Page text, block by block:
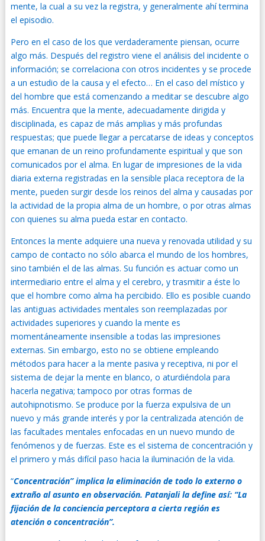
mente, la cual a su vez la registra, y generalmente ahí termina
el episodio.
Pero en el caso de los que verdaderamente piensan, ocurre
algo más. Después del registro viene el análisis del incidente o
información; se correlaciona con otros incidentes y se procede
a un estudio de la causa y el efecto… En el caso del místico y
del hombre que está comenzando a meditar se descubre algo
más. Encuentra que la mente, adecuadamente dirigida y
disciplinada, es capaz de más amplias y más profundas
respuestas; que puede llegar a percatarse de ideas y conceptos
que emanan de un reino profundamente espiritual y que son
comunicados por el alma. En lugar de impresiones de la vida
diaria externa registradas en la sensible placa receptora de la
mente, pueden surgir desde los reinos del alma y causadas por
la actividad de la propia alma de un hombre, o por otras almas
con quienes su alma pueda estar en contacto.
Entonces la mente adquiere una nueva y renovada utilidad y su
campo de contacto no sólo abarca el mundo de los hombres,
sino también el de las almas. Su función es actuar como un
intermediario entre el alma y el cerebro, y trasmitir a éste lo
que el hombre como alma ha percibido. Ello es posible cuando
las antiguas actividades mentales son reemplazadas por
actividades superiores y cuando la mente es
momentáneamente insensible a todas las impresiones
externas. Sin embargo, esto no se obtiene empleando
métodos para hacer a la mente pasiva y receptiva, ni por el
sistema de dejar la mente en blanco, o aturdiéndola para
hacerla negativa; tampoco por otras formas de
autohipnotismo. Se produce por la fuerza expulsiva de un
nuevo y más grande interés y por la centralizada atención de
las facultades mentales enfocadas en un nuevo mundo de
fenómenos y de fuerzas. Este es el sistema de concentración y
el primero y más difícil paso hacia la iluminación de la vida.
“Concentración” implica la eliminación de todo lo externo o
extraño al asunto en observación. Patanjali la define así: “La
fijación de la conciencia perceptora a cierta región es
atención o concentración”.